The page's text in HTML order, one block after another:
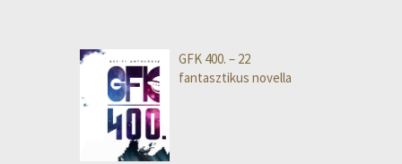
GFK 400. – 22
fantasztikus novella